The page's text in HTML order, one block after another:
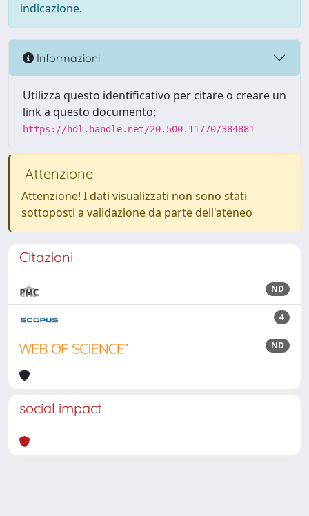
indicazione.
Informazioni
Utilizza questo identificativo per citare o creare un
link a questo documento:
https://hdl.handle.net/20.500.11770/384881
Attenzione
Attenzione! I dati visualizzati non sono stati
sottoposti a validazione da parte dell'ateneo
Citazioni
ND
4
ND
social impact